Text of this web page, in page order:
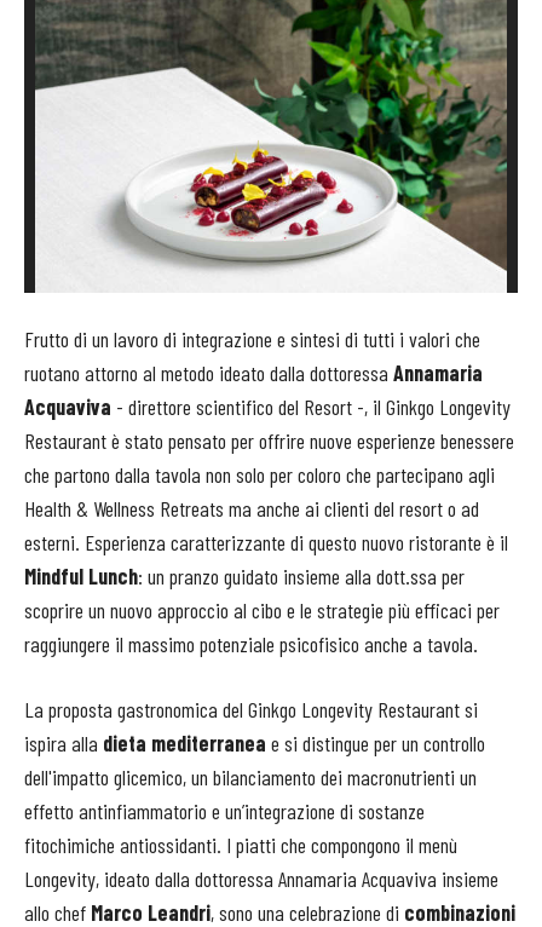
Frutto di un lavoro di integrazione e sintesi di tutti i valori che
ruotano attorno al metodo ideato dalla dottoressa Annamaria
Acquaviva - direttore scientifico del Resort -, il Ginkgo Longevity
Restaurant è stato pensato per offrire nuove esperienze benessere
che partono dalla tavola non solo per coloro che partecipano agli
Health & Wellness Retreats ma anche ai clienti del resort o ad
esterni. Esperienza caratterizzante di questo nuovo ristorante è il
Mindful Lunch: un pranzo guidato insieme alla dott.ssa per
scoprire un nuovo approccio al cibo e le strategie più efficaci per
raggiungere il massimo potenziale psicofisico anche a tavola.
La proposta gastronomica del Ginkgo Longevity Restaurant si
ispira alla dieta mediterranea e si distingue per un controllo
dell'impatto glicemico, un bilanciamento dei macronutrienti un
effetto antinfiammatorio e un’integrazione di sostanze
fitochimiche antiossidanti. I piatti che compongono il menù
Longevity, ideato dalla dottoressa Annamaria Acquaviva insieme
allo chef Marco Leandri, sono una celebrazione di combinazioni